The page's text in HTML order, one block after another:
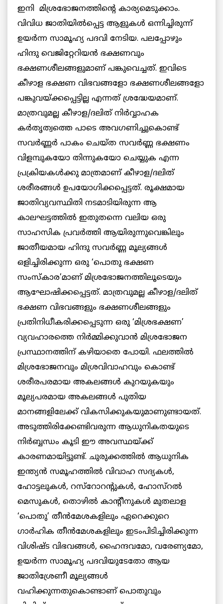
ഇനി മിശ്രഭോജനത്തിന്റെ കാര്യമെടുക്കാം.
വിവിധ ജാതിയില്‍പ്പെട്ട ആളുകള്‍ ഒന്നിച്ചിരുന്ന്
ഉയര്‍ന്ന സാമൂഹ്യ പദവി നേടിയ. പലപ്പോഴും
ഹിന്ദു വെജിറ്റേറിയന്‍ ഭക്ഷണവും
ഭക്ഷണശീലങ്ങളുമാണ് പങ്കുവെച്ചത്. ഇവിടെ
കീഴാള ഭക്ഷണ വിഭവങ്ങളോ ഭക്ഷണശീലങ്ങളോ
പങ്കുവയ്ക്കപ്പെട്ടില്ല എന്നത് ശ്രദ്ധേയമാണ്.
മാത്രവുമല്ല കീഴാള/ദലിത് നിര്‍വ്വാഹക
കര്‍തൃത്വത്തെ പാടെ അവഗണിച്ചുകൊണ്ട്
സവര്‍ണ്ണര്‍ പാകം ചെയ്ത സവര്‍ണ്ണ ഭക്ഷണം
വിളമ്പുകയോ തിന്നുകയോ ചെയ്യുക എന്ന
പ്രക്രിയകള്‍ക്കു മാത്രമാണ് കീഴാള/ദലിത്
ശരീരങ്ങള്‍ ഉപയോഗിക്കപ്പെട്ടത്. രൂക്ഷമായ
ജാതിവ്യവസ്ഥിതി നടമാടിയിരുന്ന ആ
കാലഘട്ടത്തില്‍ ഇതുതന്നെ വലിയ ഒരു
സാഹസിക പ്രവര്‍ത്തി ആയിരുന്നുവെങ്കിലും
ജാതീയമായ ഹിന്ദു സവര്‍ണ്ണ മൂല്യങ്ങള്‍
ഒളിച്ചിരിക്കുന്ന ഒരു ‘പൊതു ഭക്ഷണ
സംസ്കാര’മാണ് മിശ്രഭോജനത്തിലൂടെയും
ആഘോഷിക്കപ്പെട്ടത്. മാത്രവുമല്ല കീഴാള/ദലിത്
ഭക്ഷണ വിഭവങ്ങളും ഭക്ഷണശീലങ്ങളും
പ്രതിനിധീകരിക്കപ്പെടുന്ന ഒരു ‘മിശ്രഭക്ഷണ’
വ്യവഹാരത്തെ നിര്‍മ്മിക്കുവാന്‍ മിശ്രഭോജന
പ്രസ്ഥാനത്തിന് കഴിയാതെ പോയി. ഫലത്തില്‍
മിശ്രഭോജനവും മിശ്രവിവാഹവും കൊണ്ട്
ശരീരപരമായ അകലങ്ങള്‍ കുറയുകയും
മൂല്യപരമായ അകലങ്ങള്‍ പുതിയ
മാനങ്ങളിലേക്ക് വികസിക്കുകയുമാണുണ്ടായത്.
അടുത്തിരിക്കേണ്ടിവരുന്ന ആധുനികതയുടെ
നിര്‍ബ്ബന്ധം കൂടി ഈ അവസ്ഥയ്ക്ക്
കാരണമായിട്ടുണ്ട്. ചുരുക്കത്തില്‍ ആധുനിക
ഇന്ത്യന്‍ സമൂഹത്തില്‍ വിവാഹ സദ്യകള്‍,
ഹോട്ടലുകള്‍, റസ്റോറന്റുകള്‍, ഹോസ്റല്‍
മെസുകള്‍, തൊഴില്‍ കാന്റീനുകള്‍ മുതലാള
‘പൊതു’ തീന്‍മേശകളിലും ഏറെക്കുറെ
ഗാര്‍ഹിക തീന്‍മേശകളിലും ഇടംപിടിച്ചിരിക്കുന്ന
വിശിഷ്ട വിഭവങ്ങള്‍, ഹൈന്ദവമോ, വരേണ്യമോ,
ഉയര്‍ന്ന സാമൂഹ്യ പദവിയുടേതോ ആയ
ജാതിശ്രേണീ മൂല്യങ്ങള്‍
വഹിക്കുന്നതുകൊണ്ടാണ് പൊതുവും